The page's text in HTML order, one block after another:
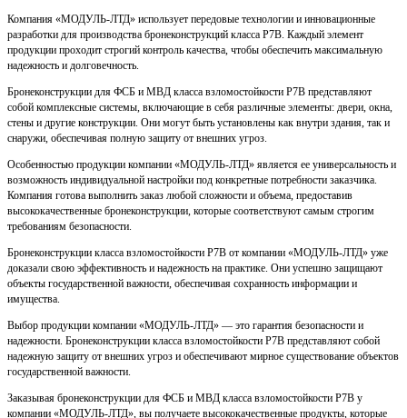
Компания «МОДУЛЬ-ЛТД» использует передовые технологии и инновационные
разработки для производства бронеконструкций класса Р7В. Каждый элемент
продукции проходит строгий контроль качества, чтобы обеспечить максимальную
надежность и долговечность.
Бронеконструкции для ФСБ и МВД класса взломостойкости Р7В представляют
собой комплексные системы, включающие в себя различные элементы: двери, окна,
стены и другие конструкции. Они могут быть установлены как внутри здания, так и
снаружи, обеспечивая полную защиту от внешних угроз.
Особенностью продукции компании «МОДУЛЬ-ЛТД» является ее универсальность и
возможность индивидуальной настройки под конкретные потребности заказчика.
Компания готова выполнить заказ любой сложности и объема, предоставив
высококачественные бронеконструкции, которые соответствуют самым строгим
требованиям безопасности.
Бронеконструкции класса взломостойкости Р7В от компании «МОДУЛЬ-ЛТД» уже
доказали свою эффективность и надежность на практике. Они успешно защищают
объекты государственной важности, обеспечивая сохранность информации и
имущества.
Выбор продукции компании «МОДУЛЬ-ЛТД» — это гарантия безопасности и
надежности. Бронеконструкции класса взломостойкости Р7В представляют собой
надежную защиту от внешних угроз и обеспечивают мирное существование объектов
государственной важности.
Заказывая бронеконструкции для ФСБ и МВД класса взломостойкости Р7В у
компании «МОДУЛЬ-ЛТД», вы получаете высококачественные продукты, которые